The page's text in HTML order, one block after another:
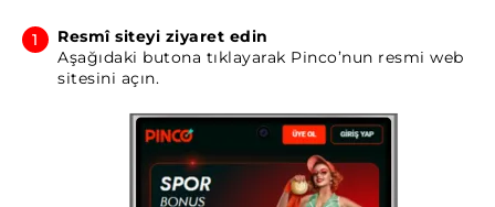
Resmî siteyi ziyaret edin
Aşağıdaki butona tıklayarak Pinco’nun resmi web
sitesini açın.